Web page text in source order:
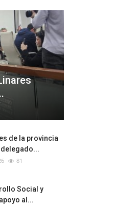
de la provincia
81
Social y
al...